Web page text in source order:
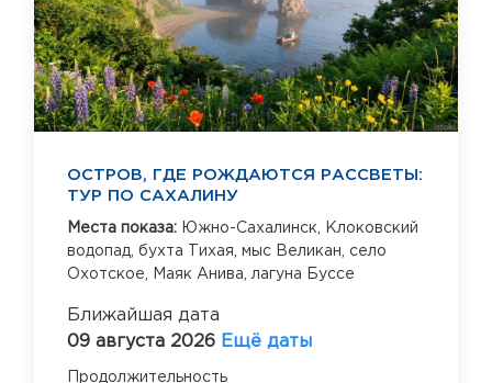
ОСТРОВ, ГДЕ РОЖДАЮТСЯ РАССВЕТЫ:
ТУР ПО САХАЛИНУ
Места показа: Южно-Сахалинск,
Клоковский
водопад, бухта Тихая, мыс Великан, село
Охотское,
Маяк Анива,лагуна Буссе
Ближайшая дата
09 августа 2026 Ещё даты
Продолжительность